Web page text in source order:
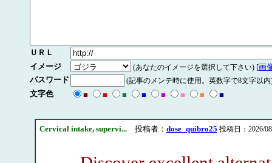
ＵＲＬ
イメージ
(あなたのイメージを選択して下さい) [画
パスワード
(記事のメンテ時に使用。英数字で8文字以内
文字色 ■ ■ ■ ■ ■ ■ ■ ■
Cervical intake, supervi...投稿者： dose_quibro25 投稿日：2026/